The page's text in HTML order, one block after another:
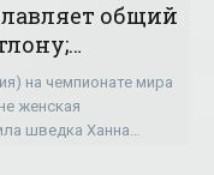
общий
на чемпионате мира
женская
шведка Ханна